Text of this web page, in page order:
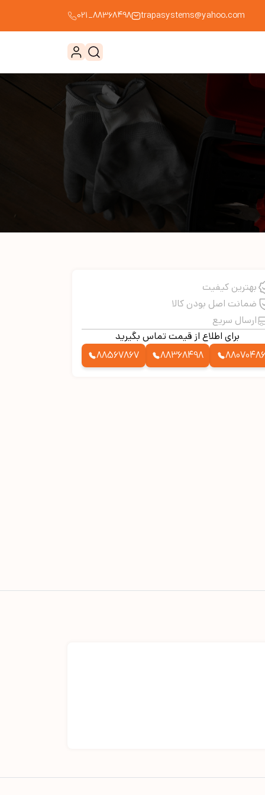
trapasystems@yahoo.com
88368498_021
بهترین کیفیت
ضمانت اصل بودن کالا
ارسال سریع
برای اطلاع از قیمت تماس بگیرید
88070486
88368498
88567867